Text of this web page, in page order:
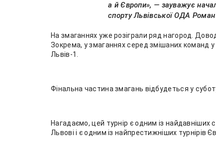
а й Європи», — зауважує
спорту Львівської ОДА Роман
На змаганнях уже розіграли ряд нагород.
Зокрема, у змаганнях серед змішаних команд
Львів-1.
Фінальна частина змагань відбудеться у
Нагадаємо, цей турнір є одним із
Львові і є одним із найпрестижніших турнірів